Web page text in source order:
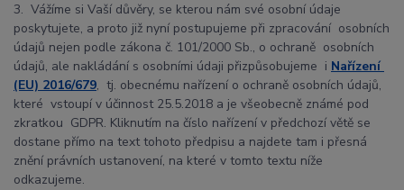
3. Vážíme si Vaší důvěry, se kterou nám své osobní údaje
poskytujete, a proto již nyní postupujeme při zpracování osobních
údajů nejen podle zákona č. 101/2000 Sb., o ochraně osobních
údajů, ale nakládání s osobními údaji přizpůsobujeme i Nařízení
(EU) 2016/679, tj. obecnému nařízení o ochraně osobních údajů,
které vstoupí v účinnost 25.5.2018 a je všeobecně známé pod
zkratkou GDPR. Kliknutím na číslo nařízení v předchozí větě se
dostane přímo na text tohoto předpisu a najdete tam i přesná
znění právních ustanovení, na které v tomto textu níže
odkazujeme.